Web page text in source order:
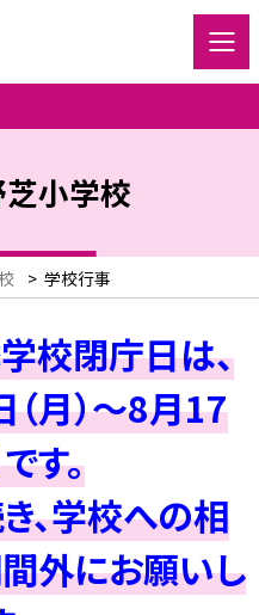
小学校
> 学校行事
校閉庁日は、
月）～8月17
す。
、学校への相
外にお願いし